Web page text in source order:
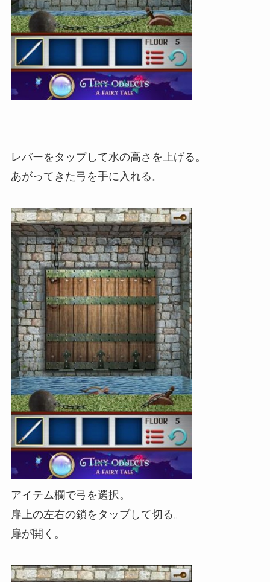
レバーをタップして水の高さを上げる。
あがってきた弓を手に入れる。
アイテム欄で弓を選択。
扉上の左右の鎖をタップして切る。
扉が開く。